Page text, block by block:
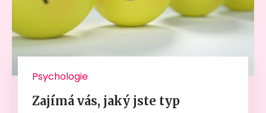
Psychologie
Zajímá vás, jaký jste typ